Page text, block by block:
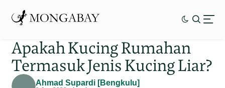
Apakah Kucing Rumahan
Termasuk Jenis Kucing Liar?
Ahmad Supardi [Bengkulu]